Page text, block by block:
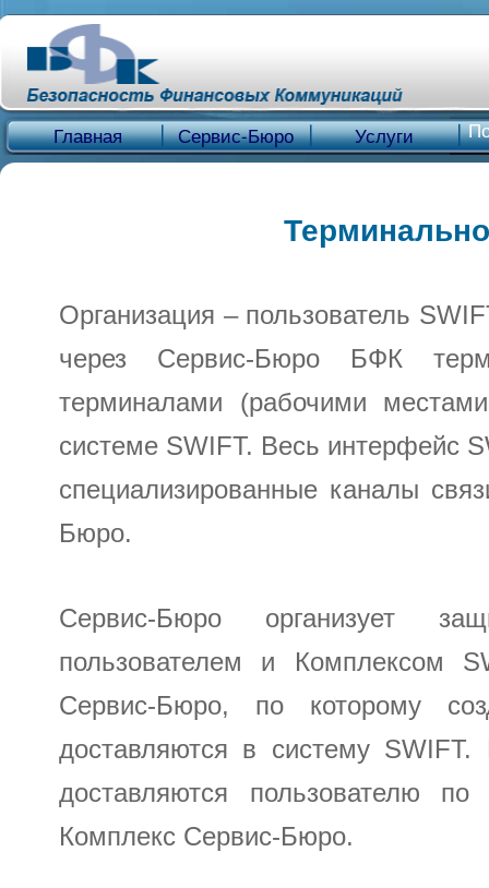
Главная Сервис-Бюро Услуги
Организация – пользователь
через Сервис-Бюро БФК
терминалами (рабочими
системе SWIFT. Весь интерфейс
специализированные каналы
Бюро.
Сервис-Бюро организует
пользователем и Комплексом
Сервис-Бюро, по которому
доставляются в систему
доставляются пользователю
Комплекс Сервис-Бюро.